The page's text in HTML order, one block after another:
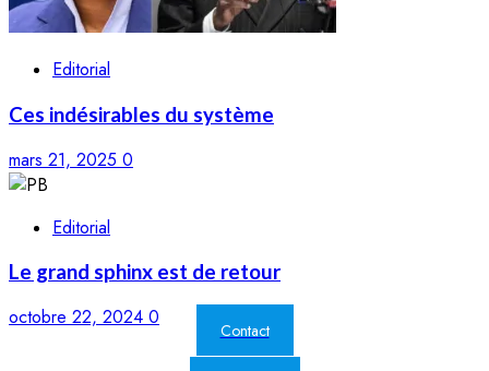
Editorial
Ces indésirables du système
mars 21, 2025 0
Editorial
Le grand sphinx est de retour
octobre 22, 2024 0
Contact